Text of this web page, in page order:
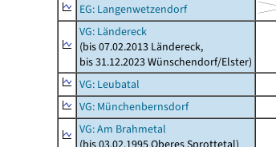
EG: Langenwetzendorf
VG: Ländereck
(bis 07.02.2013 Ländereck,
bis 31.12.2023 Wünschendorf/Elster)
VG: Leubatal
VG: Münchenbernsdorf
VG: Am Brahmetal